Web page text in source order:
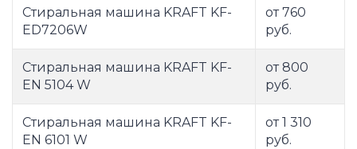
Стиральная машина KRAFT KF-
ED7206W
от 760
руб.
Стиральная машина KRAFT KF-
EN 5104 W
от 800
руб.
Стиральная машина KRAFT KF-
EN 6101 W
от 1 310
руб.